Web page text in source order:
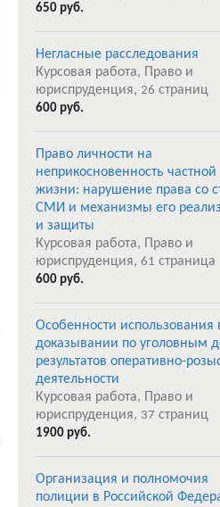
650 руб.
Негласные расследования
Курсовая работа, Право и
юриспруденция, 26 страниц
600 руб.
Право личности на
неприкосновенность частной
жизни: нарушение права со
СМИ и механизмы его
и защиты
Курсовая работа, Право и
юриспруденция, 61 страница
600 руб.
Особенности использования
доказывании по уголовным
результатов оперативно-
деятельности
Курсовая работа, Право и
юриспруденция, 37 страниц
1900 руб.
Организация и полномочия
полиции в Российской